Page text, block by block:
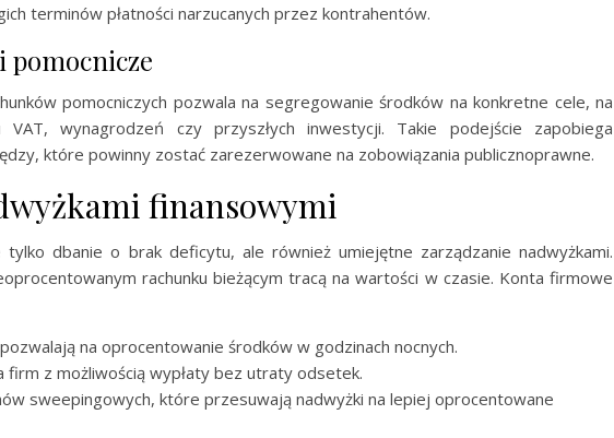
terminów płatności narzucanych przez kontrahentów.
pomocnicze
pomocniczych pozwala na segregowanie środków na konkretne cele, na
wynagrodzeń czy przyszłych inwestycji. Takie podejście zapobiega
które powinny zostać zarezerwowane na zobowiązania publicznoprawne.
finansowymi
dbanie o brak deficytu, ale również umiejętne zarządzanie nadwyżkami.
rachunku bieżącym tracą na wartości w czasie. Konta firmowe
na oprocentowanie środków w godzinach nocnych.
firm z możliwością wypłaty bez utraty odsetek.
sweepingowych, które przesuwają nadwyżki na lepiej oprocentowane